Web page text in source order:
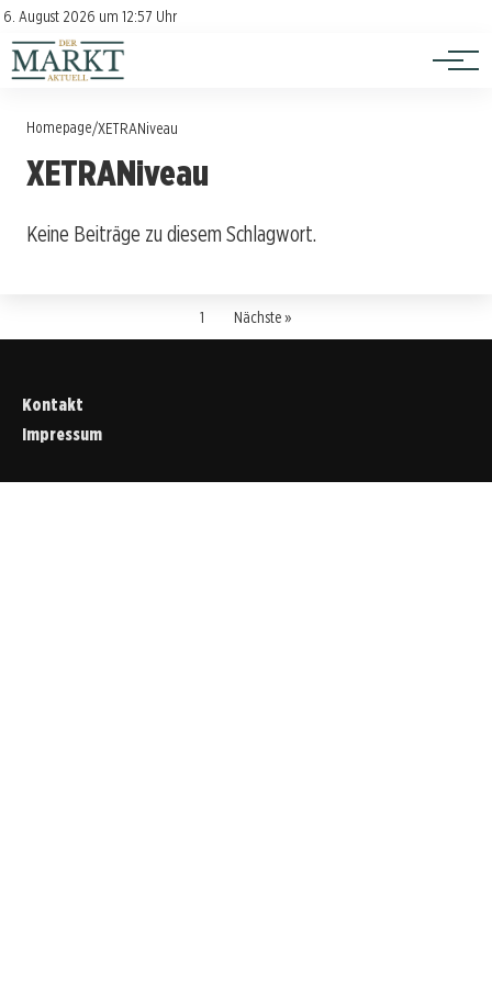
6. August 2026 um 12:57 Uhr
Kontakt
Impressum
Investition
Verbraucherschutz
Homepage/XETRANiveau
XETRANiveau
Keine Beiträge zu diesem Schlagwort.
1 Nächste »
Kontakt
Impressum